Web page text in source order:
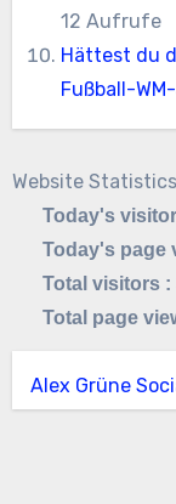
12 Aufrufe
Hättest du
Fußball-
Website Statistics
Today's
Today's page
Total visitors :
Total page
Alex Grüne